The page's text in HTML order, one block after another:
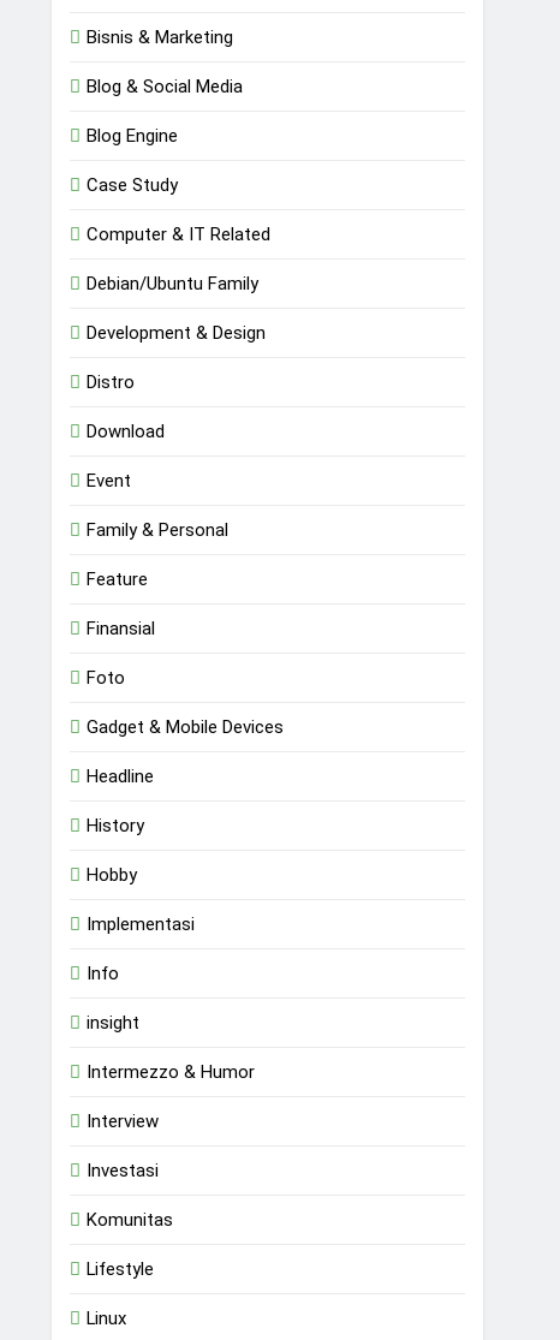
Bisnis & Marketing
Blog & Social Media
Blog Engine
Case Study
Computer & IT Related
Debian/Ubuntu Family
Development & Design
Distro
Download
Event
Family & Personal
Feature
Finansial
Foto
Gadget & Mobile Devices
Headline
History
Hobby
Implementasi
Info
insight
Intermezzo & Humor
Interview
Investasi
Komunitas
Lifestyle
Linux